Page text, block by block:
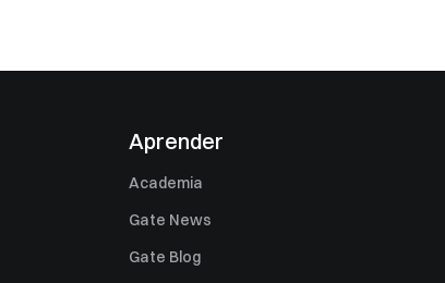
Aprender
Academia
Gate News
Gate Blog